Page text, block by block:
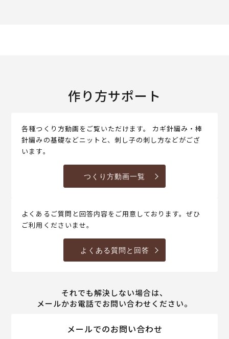
作り方サポート
各種つくり方動画をご覧いただけます。 カギ針編み・棒
針編みの基礎などニットと、刺し子の刺し方などがござ
います。
つくり方動画一覧
よくあるご質問と回答内容をご用意しております。ぜひ
ご利用くださいませ。
よくある質問と回答
それでも解決しない場合は、
メールかお電話でお問い合わせください。
メールでのお問い合わせ